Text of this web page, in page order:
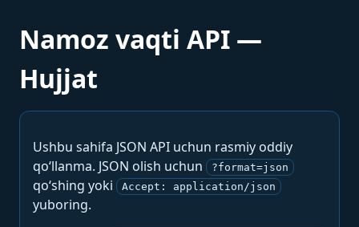
Namoz vaqti API —
Hujjat
Ushbu sahifa JSON API uchun rasmiy oddiy
qo‘llanma. JSON olish uchun
?format=json
qo‘shing yoki Accept: application/json
yuboring.